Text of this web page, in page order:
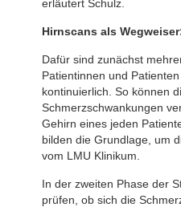
erläutert Schulz.
Hirnscans als
Dafür sind zunächst
Patientinnen und
kontinuierlich. So können
Schmerzschwankungen
Gehirn eines jeden
bilden die Grundlage, um
vom LMU Klinikum.
In der zweiten Phase der
prüfen, ob sich die